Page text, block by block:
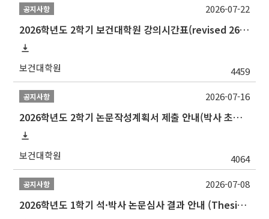
공지사항
2026학년도 2학기 보건대학원 강의시간표(revised 260803)(2026 2nd SEMESTER SNU GSPH TIMETABLE)
보건대학원 4459
2026-07-22
공지사항
2026학년도 2학기 논문작성계획서 제출 안내(박사 초심 일정 포함)_Thesis Proposal
보건대학원 4064
2026-07-16
공지사항
2026학년도 1학기 석·박사 논문심사 결과 안내 (Thesis Defense Result)
2026-07-08